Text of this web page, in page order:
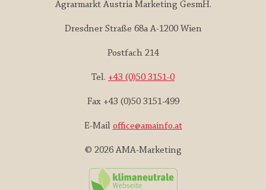
Agrarmarkt Austria Marketing GesmH.
Dresdner Straße 68a A-1200 Wien
Postfach 214
Tel. +43 (0)50 3151-0
Fax +43 (0)50 3151-499
E-Mail office@amainfo.at
© 2026 AMA-Marketing